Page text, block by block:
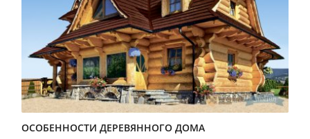
ОСОБЕННОСТИ ДЕРЕВЯННОГО ДОМА